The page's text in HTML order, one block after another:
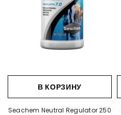
В КОРЗИНУ
Seachem Neutral Regulator 250